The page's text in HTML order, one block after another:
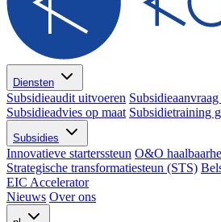
Diensten
Subsidieaudit uitvoeren
Subsidieadvies op maat Subsidietraining
Subsidies
Innovatieve starterssteun O&O
Strategische transformatiesteun (STS)
EIC Accelerator
Nieuws Over ons